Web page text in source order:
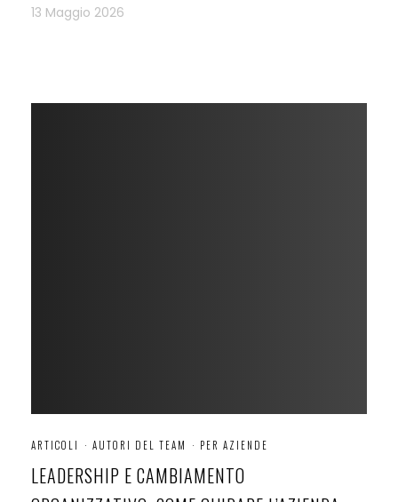
13 Maggio 2026
ARTICOLI · AUTORI DEL TEAM · PER AZIENDE
LEADERSHIP E CAMBIAMENTO